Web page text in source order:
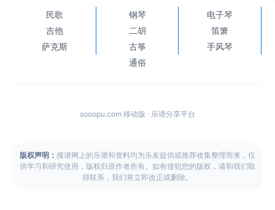
民歌 钢琴
电子琴
吉他
二胡
笛箫
萨克斯
古筝
手风琴
通俗
sooopu.com 移动版 · 乐谱分享平台
版权声明： 搜谱网上的乐谱和资料均为乐友提供或推荐收集整理而来，仅
供学习和研究使用，版权归原作者所有。如有侵犯您的版权，请和我们取
得联系，我们将立即改正或删除。